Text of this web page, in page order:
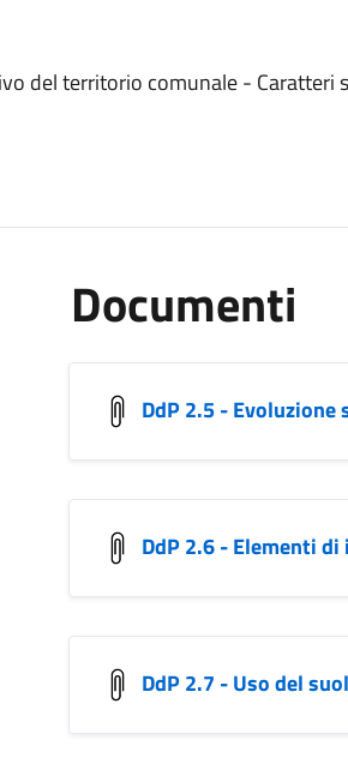
del territorio comunale - Caratteri
Documenti
DdP 2.5 - Evoluzione
DdP 2.6 - Elementi
DdP 2.7 - Uso del